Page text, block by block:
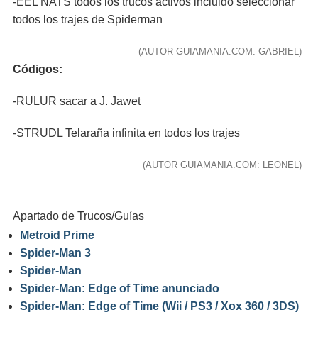
todos los trajes de Spiderman
(AUTOR GUIAMANIA.COM: GABRIEL)
Códigos:
-RULUR sacar a J. Jawet
-STRUDL Telaraña infinita en todos los trajes
(AUTOR GUIAMANIA.COM: LEONEL)
Apartado de Trucos/Guías
Metroid Prime
Spider-Man 3
Spider-Man
Spider-Man: Edge of Time anunciado
Spider-Man: Edge of Time (Wii / PS3 / Xox 360 / 3DS)